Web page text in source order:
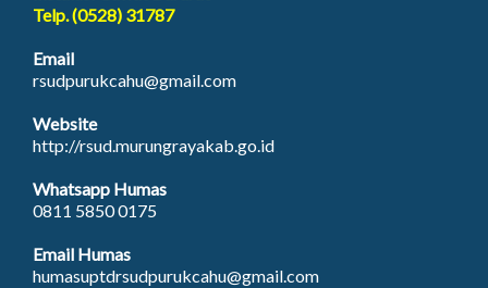
Telp. (0528) 31787
Email
rsudpurukcahu@gmail.com
Website
http://rsud.murungrayakab.go.id
Whatsapp Humas
0811 5850 0175
Email Humas
humasuptdrsudpurukcahu@gmail.com